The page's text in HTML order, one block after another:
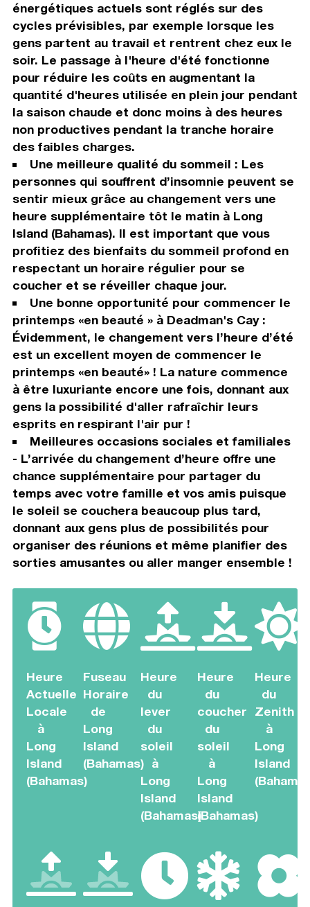
énergétiques actuels sont réglés sur des
cycles prévisibles, par exemple lorsque les
gens partent au travail et rentrent chez eux le
soir. Le passage à l'heure d'été fonctionne
pour réduire les coûts en augmentant la
quantité d'heures utilisée en plein jour pendant
la saison chaude et donc moins à des heures
non productives pendant la tranche horaire
des faibles charges.
Une meilleure qualité du sommeil : Les
personnes qui souffrent d’insomnie peuvent se
sentir mieux grâce au changement vers une
heure supplémentaire tôt le matin à Long
Island (Bahamas). Il est important que vous
profitiez des bienfaits du sommeil profond en
respectant un horaire régulier pour se
coucher et se réveiller chaque jour.
Une bonne opportunité pour commencer le
printemps «en beauté » à Deadman's Cay :
Évidemment, le changement vers l’heure d’été
est un excellent moyen de commencer le
printemps «en beauté» ! La nature commence
à être luxuriante encore une fois, donnant aux
gens la possibilité d'aller rafraîchir leurs
esprits en respirant l'air pur !
Meilleures occasions sociales et familiales
- L’arrivée du changement d’heure offre une
chance supplémentaire pour partager du
temps avec votre famille et vos amis puisque
le soleil se couchera beaucoup plus tard,
donnant aux gens plus de possibilités pour
organiser des réunions et même planifier des
sorties amusantes ou aller manger ensemble !
Heure
Actuelle
Locale
à
Long
Island
(Bahamas)
Fuseau
Horaire
de
Long
Island
(Bahamas)
Heure
du
lever
du
soleil
à
Long
Island
(Bahamas)
Heure
du
coucher
du
soleil
à
Long
Island
(Bahamas)
Heure
du
Zenith
à
Long
Island